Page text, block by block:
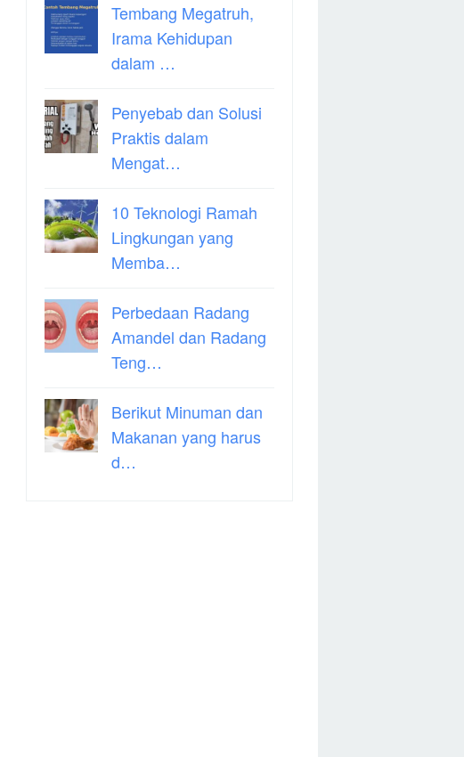
Tembang Megatruh,
Irama Kehidupan
dalam …
Penyebab dan Solusi
Praktis dalam
Mengat…
10 Teknologi Ramah
Lingkungan yang
Memba…
Perbedaan Radang
Amandel dan Radang
Teng…
Berikut Minuman dan
Makanan yang harus
d…